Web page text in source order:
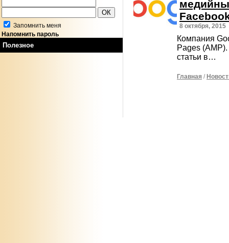
Запомнить меня
Напомнить пароль
Полезное
8 октября, 2015
Компания
Pages
статьи в…
Главная /